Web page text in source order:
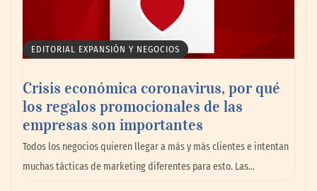
La omnicanalidad redefine la forma de
planear viajes en México
EDITORIAL EXPANSIÓN Y NEGOCIOS
Crisis económica coronavirus, por qué
los regalos promocionales de las
empresas son importantes
Todos los negocios quieren llegar a más y más clientes e intentan
muchas tácticas de marketing diferentes para esto. Las…